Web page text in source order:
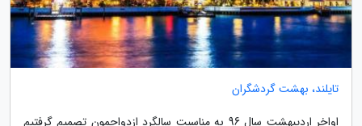
تایلند، بهشت گردشگران
اواخر اردیبهشت سال 96 به مناسبت سالگرد ازدواجمون تصمیم گرفتیم